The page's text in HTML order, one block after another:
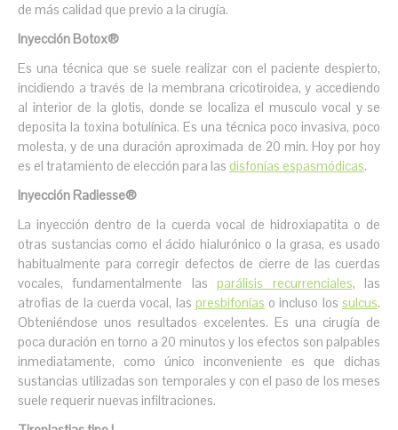
de más calidad que previo a la cirugía.
Inyección Botox®
Es una técnica que se suele realizar con el paciente despierto,
incidiendo a través de la membrana cricotiroidea, y accediendo
al interior de la glotis, donde se localiza el musculo vocal y se
deposita la toxina botulínica. Es una técnica poco invasiva, poco
molesta, y de una duración aproximada de 20 min. Hoy por hoy
es el tratamiento de elección para las disfonías espasmódicas.
Inyección Radiesse®
La inyección dentro de la cuerda vocal de hidroxiapatita o de
otras sustancias como el ácido hialurónico o la grasa, es usado
habitualmente para corregir defectos de cierre de las cuerdas
vocales, fundamentalmente lasparálisis recurrenciales, las
atrofias de la cuerda vocal, las presbifonías o incluso lossulcus.
Obteniéndose unos resultados excelentes. Es una cirugía de
poca duración en torno a 20 minutos y los efectos son palpables
inmediatamente, como único inconveniente es que dichas
sustancias utilizadas son temporales y con el paso de los meses
suele requerir nuevas infiltraciones.